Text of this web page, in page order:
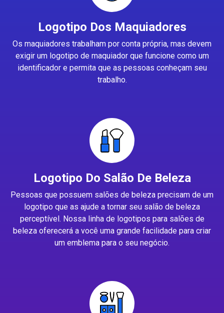
Logotipo Dos Maquiadores
Os maquiadores trabalham por conta própria, mas devem
exigir um logotipo de maquiador que funcione como um
identificador e permita que as pessoas conheçam seu
trabalho.
Logotipo Do Salão De Beleza
Pessoas que possuem salões de beleza precisam de um
logotipo que as ajude a tornar seu salão de beleza
perceptível. Nossa linha de logotipos para salões de
beleza oferecerá a você uma grande facilidade para criar
um emblema para o seu negócio.